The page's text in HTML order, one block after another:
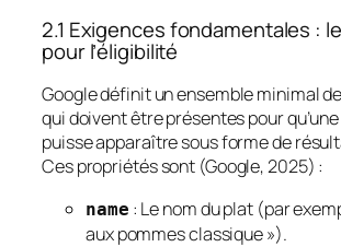
2.1 Exigences fondamentales :
pour l’éligibilité
Google définit un ensemble minimal
qui doivent être présentes pour
puisse apparaître sous forme de
Ces propriétés sont (Google, 2025) :
name : Le nom du plat (par
aux pommes classique »).